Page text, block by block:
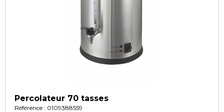
Percolateur 70 tasses
Référence : 0109388559